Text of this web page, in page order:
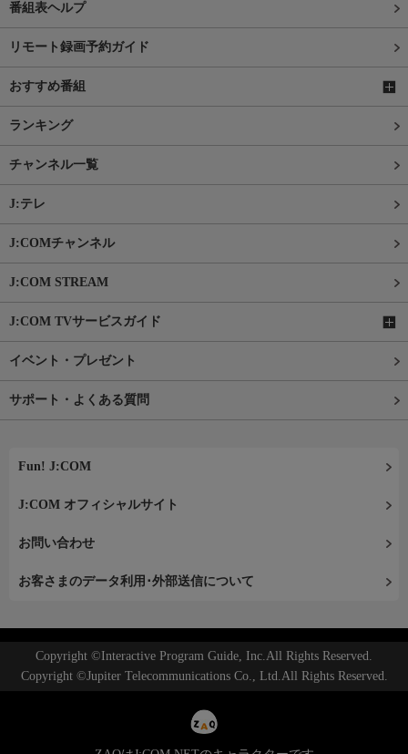
番組表ヘルプ
リモート録画予約ガイド
おすすめ番組
ランキング
チャンネル一覧
J:テレ
J:COMチャンネル
J:COM STREAM
J:COM TVサービスガイド
イベント・プレゼント
サポート・よくある質問
Fun! J:COM
J:COM オフィシャルサイト
お問い合わせ
お客さまのデータ利用･外部送信について
Copyright ©Interactive Program Guide, Inc.All Rights Reserved.
Copyright ©Jupiter Telecommunications Co., Ltd.All Rights Reserved.